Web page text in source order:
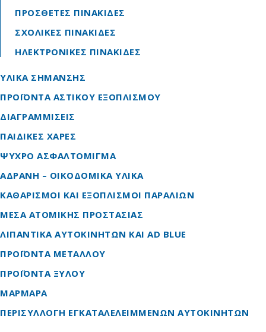
ΠΡΟΣΘΕΤΕΣ ΠΙΝΑΚΙΔΕΣ
ΣΧΟΛΙΚΕΣ ΠΙΝΑΚΙΔΕΣ
ΗΛΕΚΤΡΟΝΙΚΕΣ ΠΙΝΑΚΙΔΕΣ
ΥΛΙΚΑ ΣΗΜΑΝΣΗΣ
ΠΡΟΪΟΝΤΑ ΑΣΤΙΚΟΥ ΕΞΟΠΛΙΣΜΟΥ
ΔΙΑΓΡΑΜΜΙΣΕΙΣ
ΠΑΙΔΙΚΕΣ ΧΑΡΕΣ
ΨΥΧΡΟ ΑΣΦΑΛΤΟΜΙΓΜΑ
ΑΔΡΑΝΗ – ΟΙΚΟΔΟΜΙΚΑ ΥΛΙΚΑ
ΚΑΘΑΡΙΣΜΟΙ ΚΑΙ ΕΞΟΠΛΙΣΜΟΙ ΠΑΡΑΛΙΩΝ
ΜΕΣΑ ΑΤΟΜΙΚΗΣ ΠΡΟΣΤΑΣΙΑΣ
ΛΙΠΑΝΤΙΚΑ ΑΥΤΟΚΙΝΗΤΩΝ ΚΑΙ AD BLUE
ΠΡΟΪΟΝΤΑ ΜΕΤΑΛΛΟΥ
ΠΡΟΪΟΝΤΑ ΞΥΛΟΥ
ΜΑΡΜΑΡΑ
ΠΕΡΙΣΥΛΛΟΓΗ ΕΓΚΑΤΑΛΕΛΕΙΜΜΕΝΩΝ ΑΥΤΟΚΙΝΗΤΩΝ